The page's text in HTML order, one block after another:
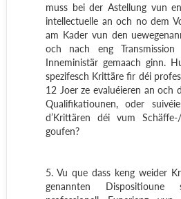
muss bei der Astellung vun
intellectuelle an och no dem
am Kader vun den
och nach eng
Inneministär gemaach ginn.
spezifesch Krittäre fir déi
12 Joer ze evaluéieren an och
Qualifikatiounen, oder
d’Krittären déi vum
goufen?
5. Vu que dass keng weider
genannten